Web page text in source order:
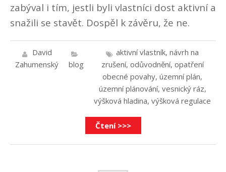
zabýval i tím, jestli byli vlastníci dost aktivní a
snažili se stavět. Dospěl k závěru, že ne.
David
Zahumenský
blog
aktivní vlastník, návrh na
zrušení, odůvodnění, opatření
obecné povahy, územní plán,
územní plánování, vesnický ráz,
výšková hladina, výšková regulace
Čtení >>>